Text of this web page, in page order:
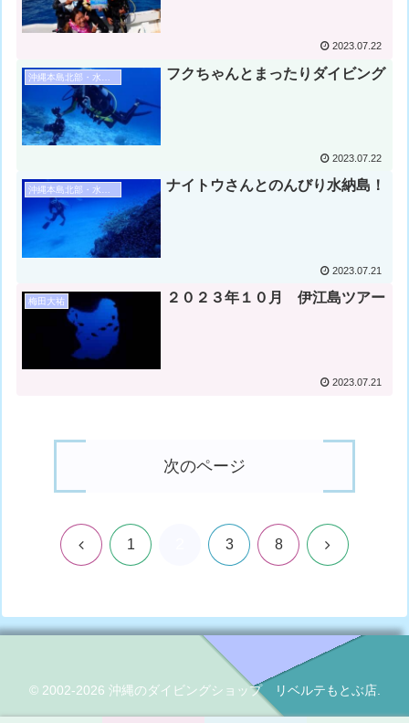
2023.07.22
フクちゃんとまったりダイビング
2023.07.22
ナイトウさんとのんびり水納島！
2023.07.21
梅田大祐 ２０２３年１０月 伊江島ツアー
2023.07.21
次のページ
前 1 3 8 次
© 2002-2026 沖縄のダイビングショップ リベルテもとぶ店.